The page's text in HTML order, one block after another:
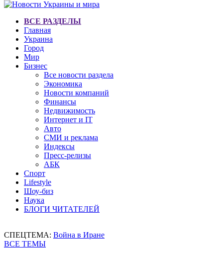
ВСЕ РАЗДЕЛЫ
Главная
Украина
Город
Мир
Бизнес
Все новости раздела
Экономика
Новости компаний
Финансы
Недвижимость
Интернет и IT
Авто
СМИ и реклама
Индексы
Пресс-релизы
АБК
Спорт
Lifestyle
Шоу-биз
Наука
БЛОГИ ЧИТАТЕЛЕЙ
СПЕЦТЕМА: Война в Иране
ВСЕ ТЕМЫ